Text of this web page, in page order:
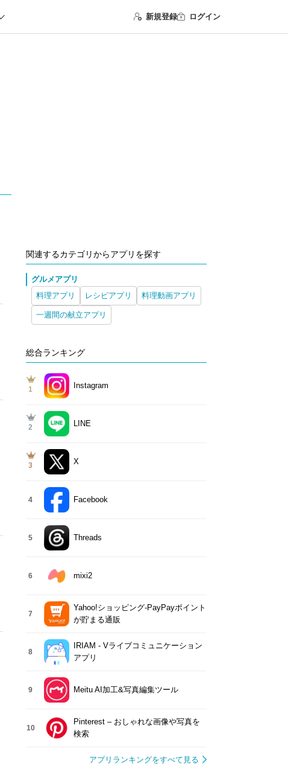
新規登録 ログイン
関連するカテゴリからアプリを探す
グルメアプリ
料理アプリ
レシピアプリ 料理動画アプリ
一週間の献立アプリ
総合ランキング
1 Instagram
2 LINE
3 X
4 Facebook
5 Threads
6 mixi2
7
Yahoo!ショッピング-PayPayポイント
が貯まる通販
8
IRIAM - Vライブコミュニケーション
アプリ
9 Meitu AI加工&写真編集ツール
10
Pinterest – おしゃれな画像や写真を
検索
アプリランキングをすべて見る